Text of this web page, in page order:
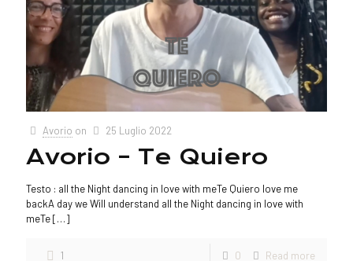
Avorio on 25 Luglio 2022
Avorio – Te Quiero
Testo : all the Night dancing in love with meTe Quiero love me
backA day we Will understand all the Night dancing in love with
meTe[…]
1 0 Read more